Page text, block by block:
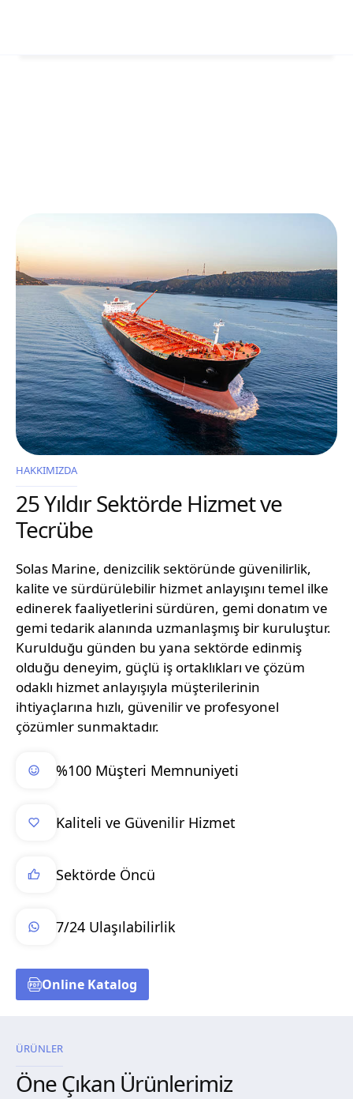
HAKKIMIZDA
25 Yıldır Sektörde Hizmet ve
Tecrübe
Solas Marine, denizcilik sektöründe güvenilirlik,
kalite ve sürdürülebilir hizmet anlayışını temel ilke
edinerek faaliyetlerini sürdüren, gemi donatım ve
gemi tedarik alanında uzmanlaşmış bir kuruluştur.
Kurulduğu günden bu yana sektörde edinmiş
olduğu deneyim, güçlü iş ortaklıkları ve çözüm
odaklı hizmet anlayışıyla müşterilerinin
ihtiyaçlarına hızlı, güvenilir ve profesyonel
çözümler sunmaktadır.
%100 Müşteri Memnuniyeti
Kaliteli ve Güvenilir Hizmet
Sektörde Öncü
7/24 Ulaşılabilirlik
Online Katalog
ÜRÜNLER
Öne Çıkan Ürünlerimiz